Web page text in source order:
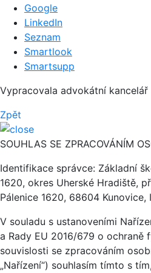
Google
LinkedIn
Seznam
Smartlook
Smartsupp
Vypracovala advokátní kancelář
Zpět
SOUHLAS SE ZPRACOVÁNÍM
Identifikace správce: Základní
1620, okres Uherské Hradiště,
Pálenice 1620, 68604 Kunovice,
V souladu s ustanoveními
a Rady EU 2016/679 o ochraně
souvislosti se zpracováním
„Nařízení“) souhlasím tímto s